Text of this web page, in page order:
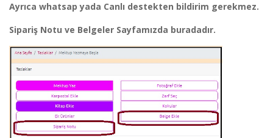
Ayrıca whatsap yada Canlı destekten bildirim gerekmez.
Sipariş Notu ve Belgeler Sayfamızda buradadır.